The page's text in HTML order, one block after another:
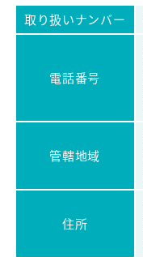
取り扱いナンバー
電話番号
管轄地域
住所